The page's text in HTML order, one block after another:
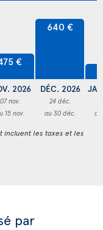
€
2026
07 nov.
15 nov.
640 €
DÉC. 2026
24 déc.
au 30 déc.
incluent les taxes et les
par